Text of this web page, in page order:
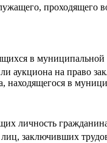
проходящего
в
аукциона на право
в
личность
лиц, заключивших